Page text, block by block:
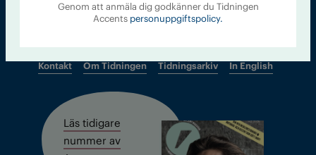
Kontakt Om Tidningen Tidningsarkiv In English
Läs tidigare
nummer av
Genom att anmäla dig godkänner du Tidningen
Accents personuppgiftspolicy.